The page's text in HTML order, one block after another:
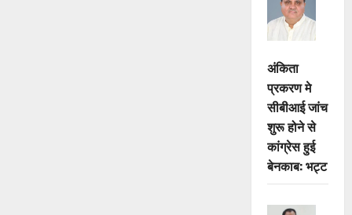
अंकिता
प्रकरण मे
सीबीआई जांच
शुरू होने से
कांग्रेस हुई
बेनकाब: भट्ट